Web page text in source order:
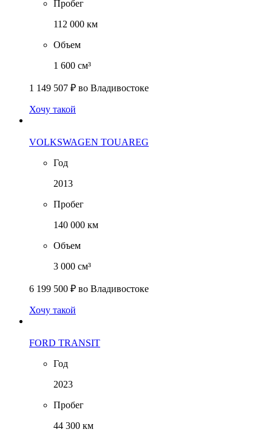
Пробег
112 000 км
Объем
1 600 см³
1 149 507 ₽ во Владивостоке
Хочу такой
VOLKSWAGEN TOUAREG
Год
2013
Пробег
140 000 км
Объем
3 000 см³
6 199 500 ₽ во Владивостоке
Хочу такой
FORD TRANSIT
Год
2023
Пробег
44 300 км